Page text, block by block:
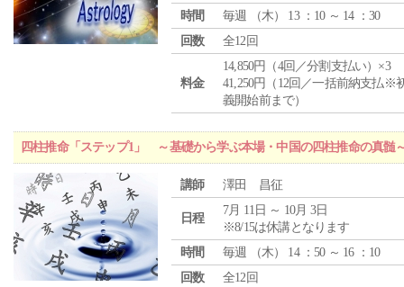
時間
毎週 （木） 13 ：10 ～ 14 ：30
回数
全12回
料金
14,850円（4回／分割支払い）×3
41,250円（12回／一括前納支払※
義開始前まで）
四柱推命「ステップ1」 ～基礎から学ぶ本場・中国の四柱推命の真髄
講師 澤田 昌征
日程
7月 11日 ～ 10月 3日
※8/15は休講となります
時間
毎週 （木） 14 ：50 ～ 16 ：10
回数
全12回